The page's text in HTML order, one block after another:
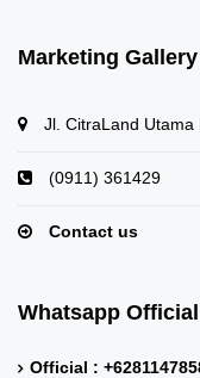
Marketing Gallery
Jl. CitraLand Utama
(0911) 361429
Contact us
Whatsapp Official
Official :